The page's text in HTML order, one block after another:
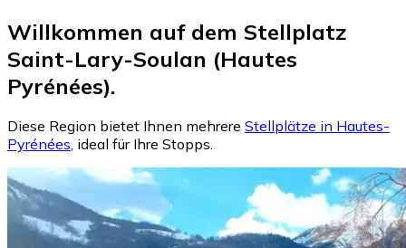
Willkommen auf dem Stellplatz
Saint-Lary-Soulan (Hautes
Pyrénées).
Diese Region bietet Ihnen mehrere Stellplätze in Hautes-
Pyrénées, ideal für Ihre Stopps.